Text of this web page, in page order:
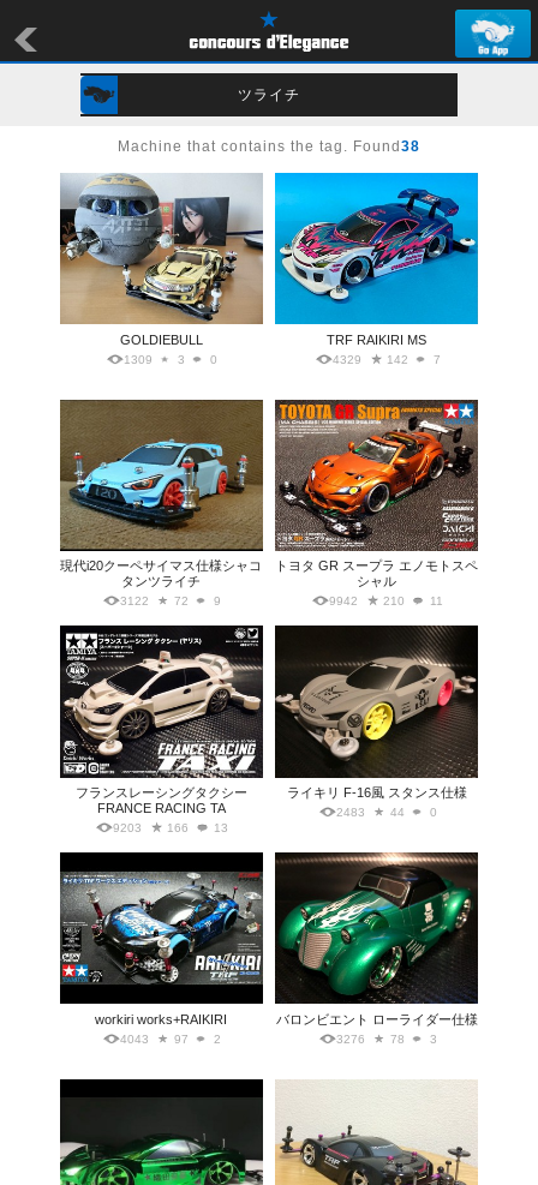
ツライチ
Machine that contains the tag. Found 38
GOLDIEBULL
1309 3 0
TRF RAIKIRI MS
4329 142 7
現代i20クーペサイマス仕様シャコ
タンツライチ
3122 72 9
トヨタ GR スープラ エノモトスペ
シャル
9942 210 11
フランスレーシングタクシー
FRANCE RACING TA
9203 166 13
ライキリ F-16風 スタンス仕様
2483 44 0
workiri works+RAIKIRI
4043 97 2
バロンビエント ローライダー仕様
3276 78 3